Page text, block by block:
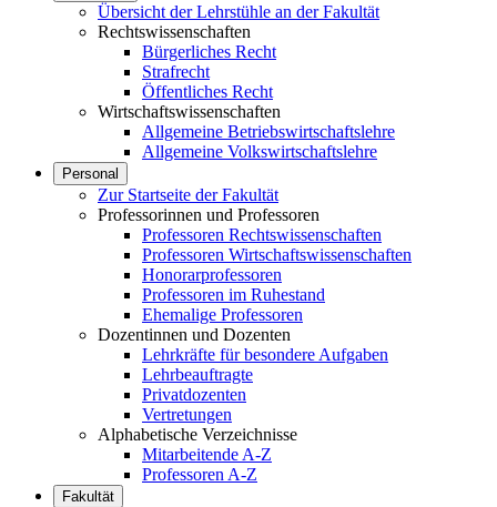
Übersicht der Lehrstühle an der Fakultät
Rechtswissenschaften
Bürgerliches Recht
Strafrecht
Öffentliches Recht
Wirtschaftswissenschaften
Allgemeine Betriebswirtschaftslehre
Allgemeine Volkswirtschaftslehre
Personal
Zur Startseite der Fakultät
Professorinnen und Professoren
Professoren Rechtswissenschaften
Professoren Wirtschaftswissenschaften
Honorarprofessoren
Professoren im Ruhestand
Ehemalige Professoren
Dozentinnen und Dozenten
Lehrkräfte für besondere Aufgaben
Lehrbeauftragte
Privatdozenten
Vertretungen
Alphabetische Verzeichnisse
Mitarbeitende A-Z
Professoren A-Z
Fakultät